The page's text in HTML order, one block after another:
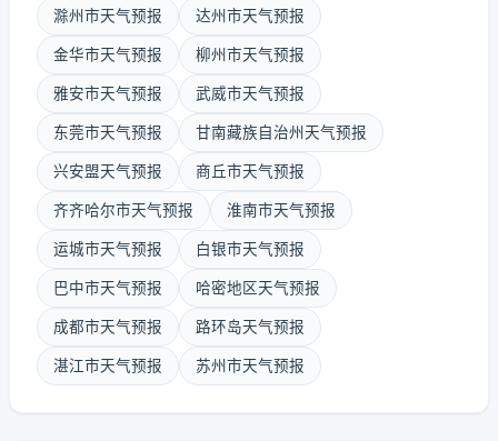
滁州市天气预报 达州市天气预报
金华市天气预报 柳州市天气预报
雅安市天气预报 武威市天气预报
东莞市天气预报 甘南藏族自治州天气预报
兴安盟天气预报 商丘市天气预报
齐齐哈尔市天气预报 淮南市天气预报
运城市天气预报 白银市天气预报
巴中市天气预报 哈密地区天气预报
成都市天气预报 路环岛天气预报
湛江市天气预报 苏州市天气预报